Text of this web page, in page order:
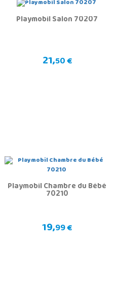
Playmobil Salon 70207
21,50 €
Playmobil Chambre du Bébé
70210
19,99 €